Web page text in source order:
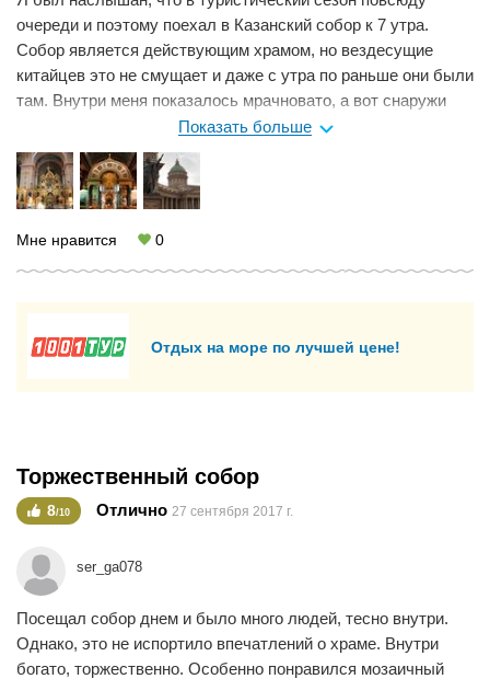
разговаривайте громко и не фотографируйте со вспышкой, а
также держите детей под контролем. Женщинам лучше
повязать на голову платки, а мужчинам – снять шапки.
очереди и поэтому поехал в Казанский собор к 7 утра.
Собор является действующим храмом, но вездесущие
китайцев это не смущает и даже с утра по раньше они были
там. Внутри меня показалось мрачновато, а вот снаружи
намного красивее. Собор украшен скульптурами, а во
дворе находятся памятники Кутузову и Барклаю де Толли.
Один раз посетить можно.
Показать больше
Мне нравится 0
Отдых на море по лучшей цене!
Торжественный собор
8/10 Отлично 27 сентября 2017 г.
ser_ga078
Посещал собор днем и было много людей, тесно внутри.
Однако, это не испортило впечатлений о храме. Внутри
богато, торжественно. Особенно понравился мозаичный